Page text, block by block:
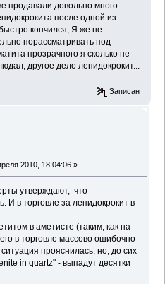
продавали довольно много
после одной из
кончился, Я же не
порассматривать под
прозрачного я сколько не
другое дело лепидокрокит...
Записан
2010, 18:04:06 »
утверждают, что
И в торговле за лепидокрокит в
в аметисте (таким, как на
в торговле массово ошибочно
прояснилась, но, до сих
in quartz" - выпадут десятки